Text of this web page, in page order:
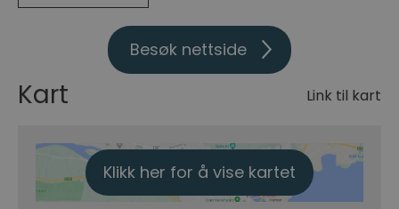
Besøk nettside
Kart Link til kart
Klikk her for å vise kartet